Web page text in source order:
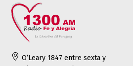
 O’Leary 1847 entre sexta y